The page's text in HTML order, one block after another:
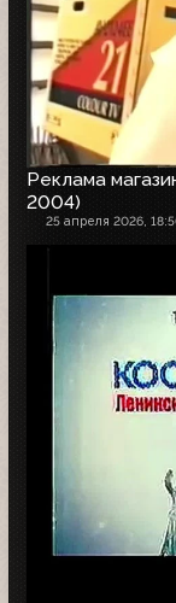
Реклама
2004)
25 апреля 2026,